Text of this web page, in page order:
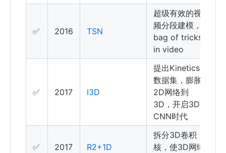
✅ 2016 TSN
超级有效的视
频分段建模，
bag of tricks
in video
✅ 2017 I3D
提出Kinetics
数据集，膨胀
2D网络到
3D，开启3D-
CNN时代
✅ 2017 R2+1D
拆分3D卷积
核，使3D网络